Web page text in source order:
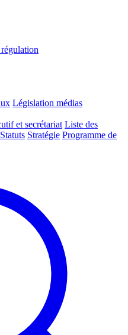
Législation médias
et secrétariat Liste des
Statuts Stratégie Programme de